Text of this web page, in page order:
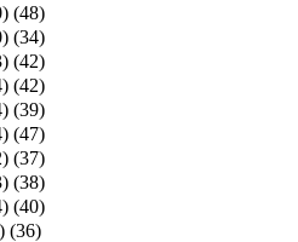
(48)
(34)
(42)
(42)
(39)
(47)
(37)
(38)
(40)
(36)